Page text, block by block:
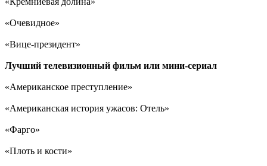
«Очевидное»
«Вице-президент»
Лучший телевизионный фильм или мини-сериал
«Американское преступление»
«Американская история ужасов: Отель»
«Фарго»
«Плоть и кости»